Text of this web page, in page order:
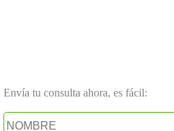
Envía tu consulta ahora, es fácil: